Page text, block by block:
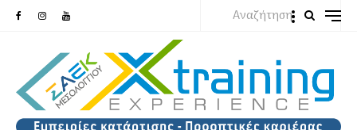
Αναζήτηση